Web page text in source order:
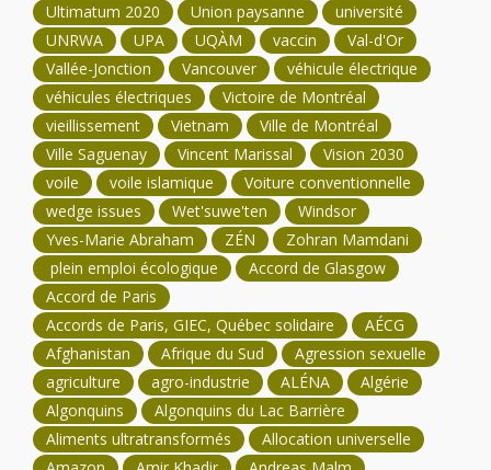
Ultimatum 2020
Union paysanne
université
UNRWA
UPA UQÀM vaccin
Val-d'Or
Vallée-Jonction
Vancouver
véhicule électrique
véhicules électriques
Victoire de Montréal
vieillissement
Vietnam
Ville de Montréal
Ville Saguenay
Vincent Marissal
Vision 2030
voile
voile islamique
Voiture conventionnelle
wedge issues
Wet'suwe'ten
Windsor
Yves-Marie Abraham
ZÉN
Zohran Mamdani
plein emploi écologique
Accord de Glasgow
Accord de Paris
Accords de Paris, GIEC, Québec solidaire
AÉCG
Afghanistan
Afrique du Sud
Agression sexuelle
agriculture
agro-industrie ALÉNA
Algérie
Algonquins
Algonquins du Lac Barrière
Aliments ultratransformés
Allocation universelle